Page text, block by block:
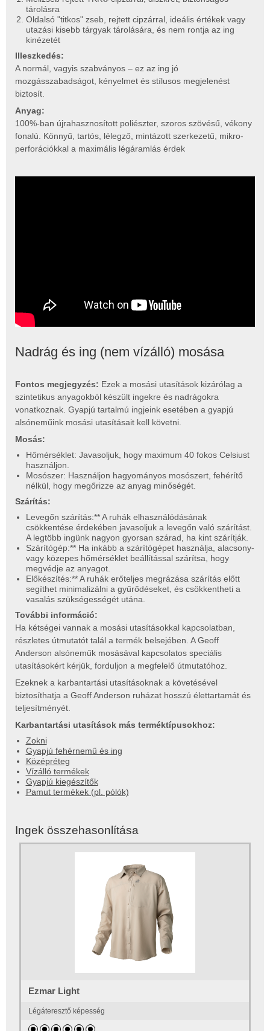
tárolásra
Oldalsó "titkos" zseb, rejtett cipzárral, ideális értékek vagy
utazási kisebb tárgyak tárolására, és nem rontja az ing
kinézetét
Illeszkedés:
A normál, vagyis szabványos – ez az ing jó
mozgásszabadságot, kényelmet és stílusos megjelenést
biztosít.
Anyag:
100%-ban újrahasznosított poliészter, szoros szövésű, vékony
fonalú. Könnyű, tartós, lélegző, mintázott szerkezetű, mikro-
perforációkkal a maximális légáramlás érdek
Nadrág és ing (nem vízálló) mosása
Fontos megjegyzés: Ezek a mosási utasítások kizárólag a
szintetikus anyagokból készült ingekre és nadrágokra
vonatkoznak. Gyapjú tartalmú ingjeink esetében a gyapjú
alsóneműink mosási utasításait kell követni.
Mosás:
Hőmérséklet: Javasoljuk, hogy maximum 40 fokos Celsiust
használjon.
Mosószer: Használjon hagyományos mosószert, fehérítő
nélkül, hogy megőrizze az anyag minőségét.
Szárítás:
Levegőn szárítás:** A ruhák elhasználódásának
csökkentése érdekében javasoljuk a levegőn való szárítást.
A legtöbb ingünk nagyon gyorsan szárad, ha kint szárítják.
Szárítógép:** Ha inkább a szárítógépet használja, alacsony-
vagy közepes hőmérséklet beállítással szárítsa, hogy
megvédje az anyagot.
Előkészítés:** A ruhák erőteljes megrázása szárítás előtt
segíthet minimalizálni a gyűrődéseket, és csökkentheti a
vasalás szükségességét utána.
További információ:
Ha kétségei vannak a mosási utasításokkal kapcsolatban,
részletes útmutatót talál a termék belsejében. A Geoff
Anderson alsóneműk mosásával kapcsolatos speciális
utasításokért kérjük, forduljon a megfelelő útmutatóhoz.
Ezeknek a karbantartási utasításoknak a követésével
biztosíthatja a Geoff Anderson ruházat hosszú élettartamát és
teljesítményét.
Karbantartási utasítások más terméktípusokhoz:
Zokni
Gyapjú fehérnemű és ing
Középréteg
Vízálló termékek
Gyapjú kiegészítők
Pamut termékek (pl. pólók)
Ingek összehasonlítása
Ezmar Light
Légáteresztő képesség